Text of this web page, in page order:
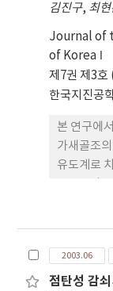
일정하였
바람직하
강도설계
한 설계법
김진구, 최
Journal of
of Korea
제7권 제3호
한국지진공
본 연구에
가새골조
유도계로
지를 등가
여 각 가새
검증하기
2003.06
점탄성 감